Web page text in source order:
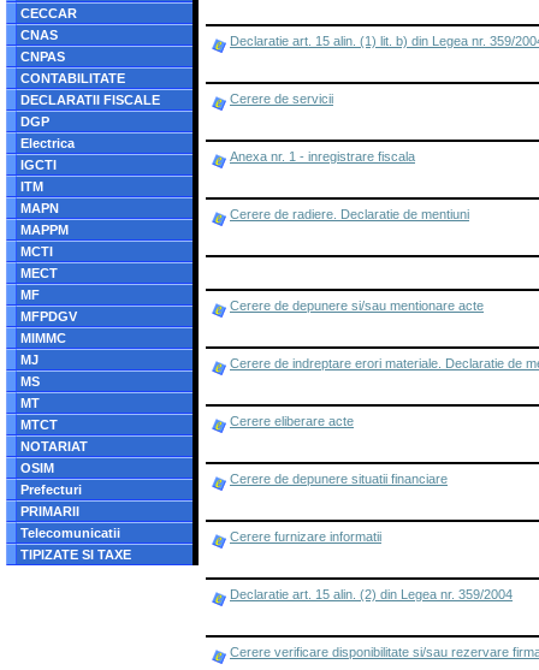
CECCAR
CNAS
CNPAS
CONTABILITATE
DECLARATII FISCALE
DGP
Electrica
IGCTI
ITM
MAPN
MAPPM
MCTI
MECT
MF
MFPDGV
MIMMC
MJ
MS
MT
MTCT
NOTARIAT
OSIM
Prefecturi
PRIMARII
Telecomunicatii
TIPIZATE SI TAXE
Declaratie art. 15 alin. (1) lit. b) din Legea nr. 359/
Cerere de servicii
Anexa nr. 1 - inregistrare fiscala
Cerere de radiere. Declaratie de mentiuni
Cerere de depunere si/sau mentionare acte
Cerere de indreptare erori materiale. Declaratie de
Cerere eliberare acte
Cerere de depunere situatii financiare
Cerere furnizare informatii
Declaratie art. 15 alin. (2) din Legea nr. 359/2004
Cerere verificare disponibilitate si/sau rezervare